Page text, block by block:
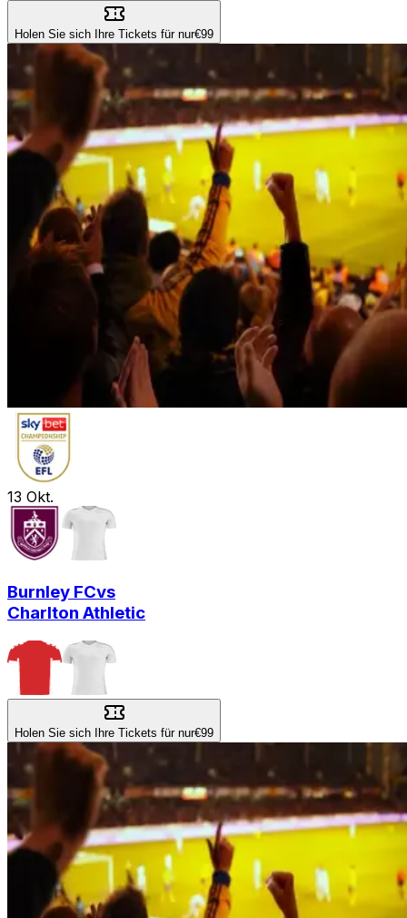
Holen Sie sich Ihre Tickets für nur€99
13 Okt.
Burnley FCvs
Charlton Athletic
Holen Sie sich Ihre Tickets für nur€99